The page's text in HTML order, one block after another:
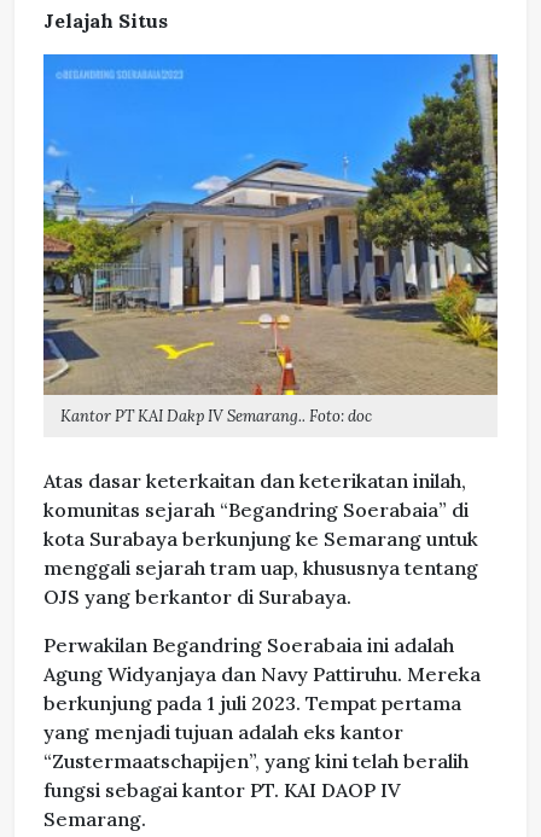
Jelajah Situs
Kantor PT KAI Dakp IV Semarang.. Foto: doc
Atas dasar keterkaitan dan keterikatan inilah,
komunitas sejarah “Begandring Soerabaia” di
kota Surabaya berkunjung ke Semarang untuk
menggali sejarah tram uap, khususnya tentang
OJS yang berkantor di Surabaya.
Perwakilan Begandring Soerabaia ini adalah
Agung Widyanjaya dan Navy Pattiruhu. Mereka
berkunjung pada 1 juli 2023. Tempat pertama
yang menjadi tujuan adalah eks kantor
“Zustermaatschapijen”, yang kini telah beralih
fungsi sebagai kantor PT. KAI DAOP IV
Semarang.